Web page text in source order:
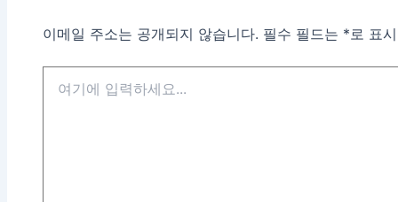
이메일 주소는 공개되지 않습니다. 필수 필드는 *로 표